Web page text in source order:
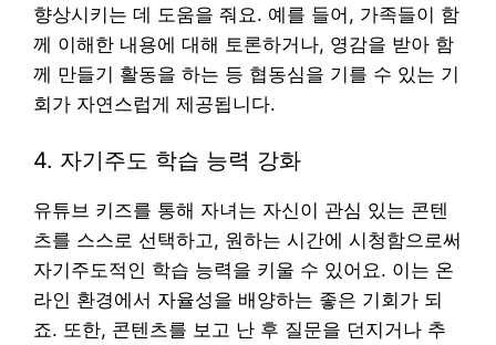
향상시키는 데 도움을 줘요. 예를 들어, 가족들이 함
께 이해한 내용에 대해 토론하거나, 영감을 받아 함
께 만들기 활동을 하는 등 협동심을 기를 수 있는 기
회가 자연스럽게 제공됩니다.
4. 자기주도 학습 능력 강화
유튜브 키즈를 통해 자녀는 자신이 관심 있는 콘텐
츠를 스스로 선택하고, 원하는 시간에 시청함으로써
자기주도적인 학습 능력을 키울 수 있어요. 이는 온
라인 환경에서 자율성을 배양하는 좋은 기회가 되
죠. 또한, 콘텐츠를 보고 난 후 질문을 던지거나 추